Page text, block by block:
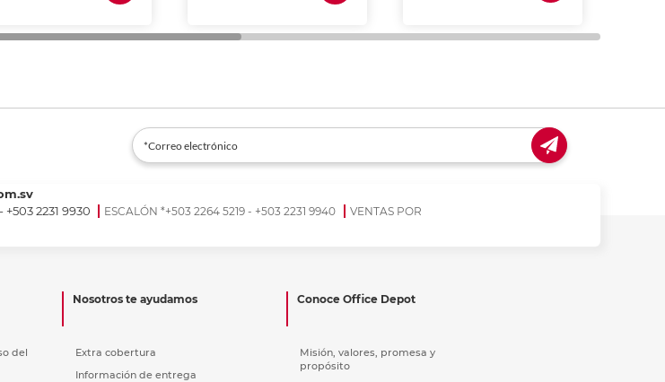
2231 9930
ESCALÓN *+503 2264 5219 - +503 2231 9940
VENTAS POR
del
Nosotros te ayudamos
Extra cobertura
Información de entrega
Conoce Office Depot
Misión, valores, promesa y
propósito